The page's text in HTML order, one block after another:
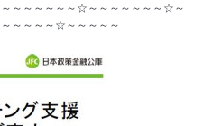
～～～～～～☆～～～～～～～☆～
～～～～☆～～～～～